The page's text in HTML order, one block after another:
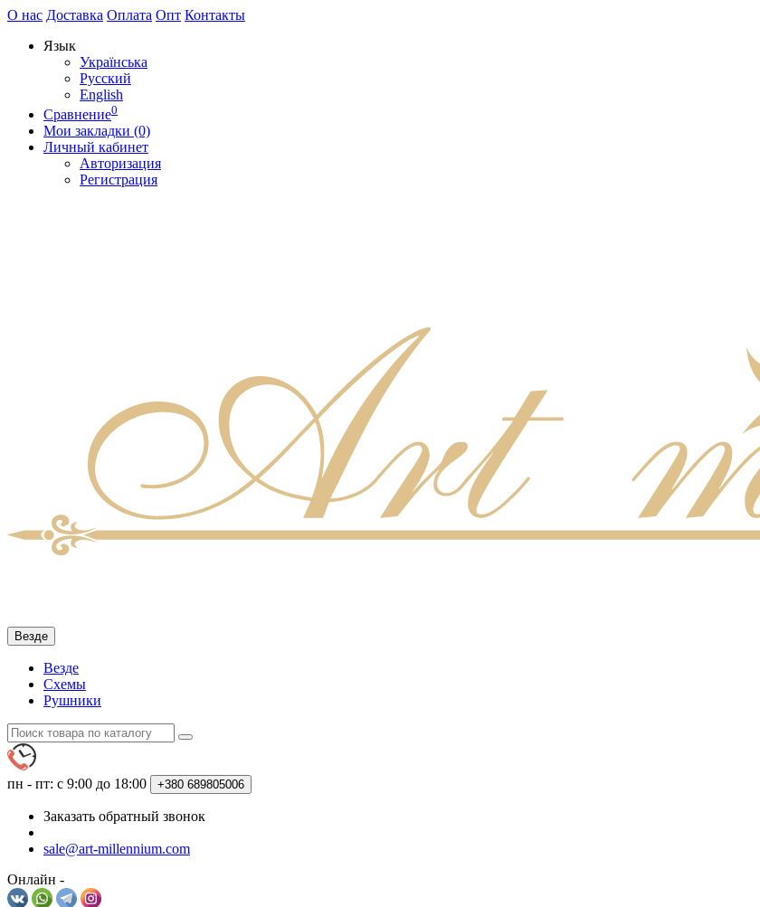
О нас Доставка Оплата Опт Контакты
Язык
Українська
Русский
English
Сравнение0
Мои закладки (0)
Личный кабинет
Авторизация
Регистрация
Везде
Везде
Схемы
Рушники
пн - пт: с 9:00 до 18:00 +380 689805006
Заказать обратный звонок
sale@art-millennium.com
Онлайн -